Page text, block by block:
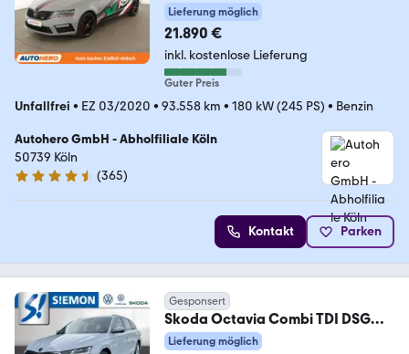
Lieferung möglich
21.890 €
inkl. kostenlose Lieferung
Guter Preis
Unfallfrei • EZ 03/2020 • 93.558 km • 180 kW (245 PS) • Benzin
Autohero GmbH - Abholfiliale Köln
50739 Köln
4.6 Sterne
(365)
Kontakt Parken
Gesponsert
Skoda Octavia Combi TDI DSG
Style DynLED Navi ACC HuD
Lieferung möglich